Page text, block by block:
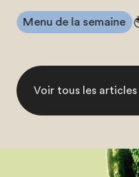
Menu de la semaine
Voir tous les articles